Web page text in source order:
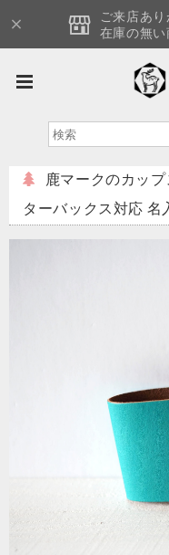
ご来店あり
在庫の無い
鹿マークのカッ
ターバックス対応 名